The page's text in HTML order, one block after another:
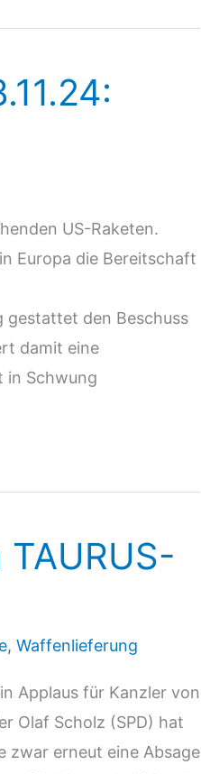
US-Raketen.
Europa die Bereitschaft
gestattet den Beschuss
damit eine
in Schwung
, Waffenlieferung
Applaus für Kanzler von
Olaf Scholz (SPD) hat
zwar erneut eine Absage